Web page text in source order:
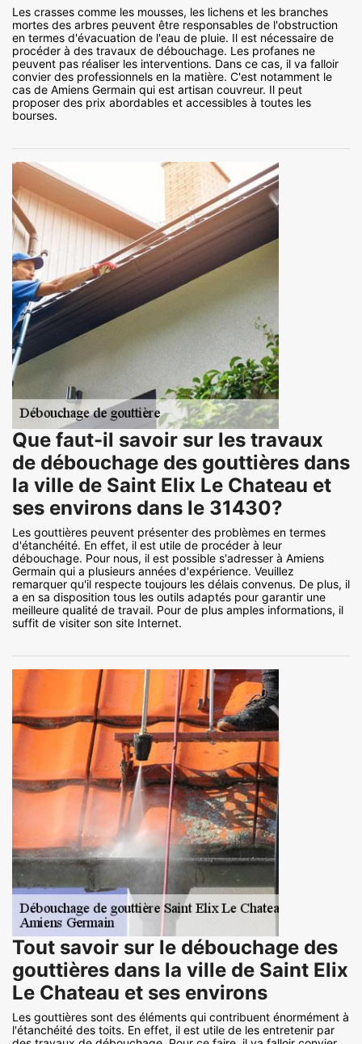
Les crasses comme les mousses, les lichens et les branches
mortes des arbres peuvent être responsables de l'obstruction
en termes d'évacuation de l'eau de pluie. Il est nécessaire de
procéder à des travaux de débouchage. Les profanes ne
peuvent pas réaliser les interventions. Dans ce cas, il va falloir
convier des professionnels en la matière. C'est notamment le
cas de Amiens Germain qui est artisan couvreur. Il peut
proposer des prix abordables et accessibles à toutes les
bourses.
Que faut-il savoir sur les travaux
de débouchage des gouttières dans
la ville de Saint Elix Le Chateau et
ses environs dans le 31430?
Les gouttières peuvent présenter des problèmes en termes
d'étanchéité. En effet, il est utile de procéder à leur
débouchage. Pour nous, il est possible s'adresser à Amiens
Germain qui a plusieurs années d'expérience. Veuillez
remarquer qu'il respecte toujours les délais convenus. De plus, il
a en sa disposition tous les outils adaptés pour garantir une
meilleure qualité de travail. Pour de plus amples informations, il
suffit de visiter son site Internet.
Tout savoir sur le débouchage des
gouttières dans la ville de Saint Elix
Le Chateau et ses environs
Les gouttières sont des éléments qui contribuent énormément à
l'étanchéité des toits. En effet, il est utile de les entretenir par